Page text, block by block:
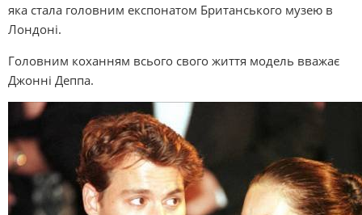
яка стала головним експонатом Британського музею в
Лондоні.
Головним коханням всього свого життя модель вважає
Джонні Деппа.